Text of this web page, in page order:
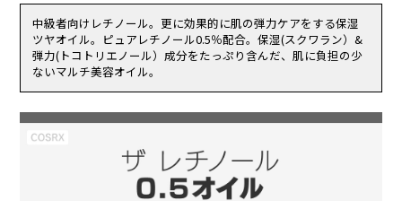
（2）使用したお肌に、直射日光があたって上記のような異常があら
われた場合。
傷やはれもの、湿疹等、異常のある部位にはお使いにならないでくだ
さい。
乳幼児の手の届く場所、直射日光の当たる場所、高温多湿または極度
に低温になる場所には置かないでください。
中級者向けレチノール。更に効果的に肌の弾力ケアをする保湿
ツヤオイル。ピュアレチノール0.5％配合。保湿(スクワラン）&
弾力(トコトリエノール）成分をたっぷり含んだ、肌に負担の少
ないマルチ美容オイル。